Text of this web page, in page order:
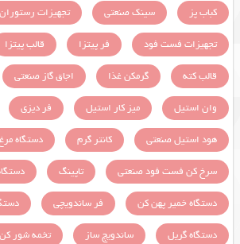
کباب پز سینک صنعتی
تجهیزات رستوران
تجهیزات فست فود
فر پیتزا قالب پیتزا
قالب کته
گرمکن غذا اجاق گاز صنعتی
وان استیل
میز کار استیل فر دیزی
هود استیل صنعتی
کانتر گرم
دستگاه
سرخ کن فست فود صنعتی
تاپینگ
دستگاه خمیر پهن کن
فر ساندویچی
دستگاه گریل
ساندویچ ساز تخمه شور کن